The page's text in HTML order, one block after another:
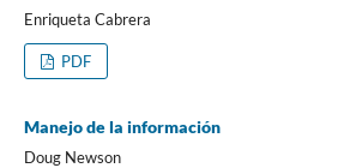
Enriqueta Cabrera
PDF
Manejo de la información
Doug Newson